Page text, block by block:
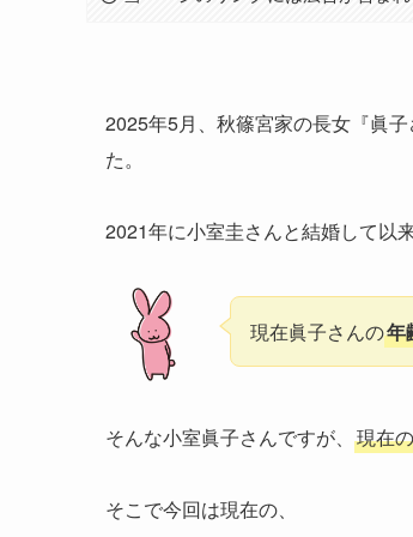
2025年5月、秋篠宮家の長女『眞
た。
2021年に小室圭さんと結婚して以来
現在眞子さんの年
そんな小室眞子さんですが、 現在
そこで今回は現在の、